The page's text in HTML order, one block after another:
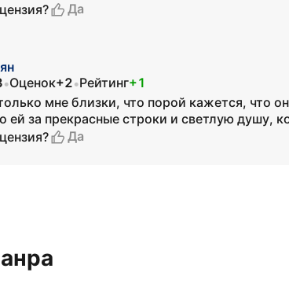
Да
•Оценок+2•Рейтинг+1
мне близки, что порой кажется, что
ей за прекрасные строки и светлую душу,
Да